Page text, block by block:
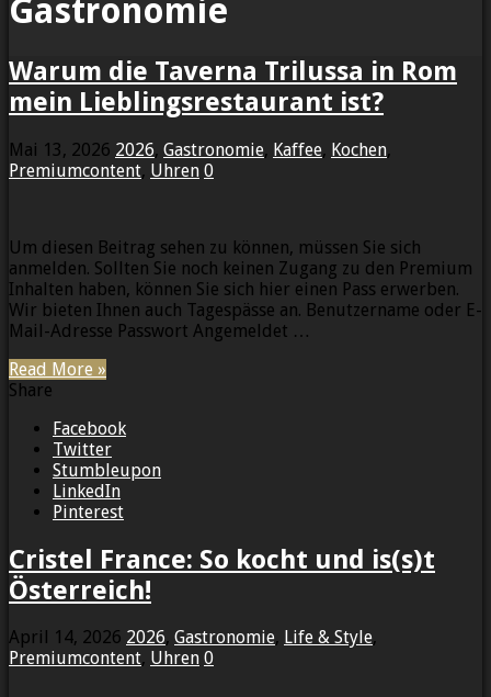
Gastronomie
Warum die Taverna Trilussa in Rom
mein Lieblingsrestaurant ist?
Mai 13, 2026 2026, Gastronomie, Kaffee, Kochen,
Premiumcontent, Uhren 0
Um diesen Beitrag sehen zu können, müssen Sie sich
anmelden. Sollten Sie noch keinen Zugang zu den Premium
Inhalten haben, können Sie sich hier einen Pass erwerben.
Wir bieten Ihnen auch Tagespässe an. Benutzername oder E-
Mail-Adresse Passwort Angemeldet …
Read More »
Share
Facebook
Twitter
Stumbleupon
LinkedIn
Pinterest
Cristel France: So kocht und is(s)t
Österreich!
April 14, 2026 2026, Gastronomie, Life & Style,
Premiumcontent, Uhren 0